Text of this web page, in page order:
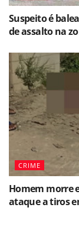
Suspeito é
de assalto na
CRIME
Homem morre
ataque a tiros